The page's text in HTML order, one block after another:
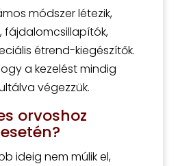
módszer létezik,
fájdalomcsillapítók,
étrend-kiegészítők.
a kezelést mindig
végezzük.
orvoshoz
ideig nem múlik el,